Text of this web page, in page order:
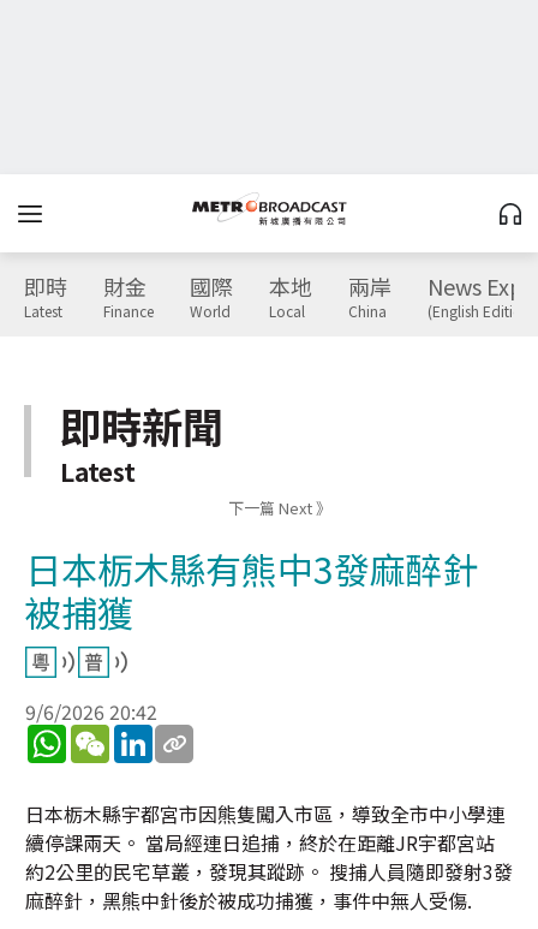
即時
Latest
財金
Finance
國際
World
本地
Local
兩岸
China
News
(English Edition)
即時新聞
Latest
下一篇 Next 》
日本栃木縣有熊中3發麻醉針
被捕獲
9/6/2026 20:42
WhatsApp
WeChatLinkedIn
日本栃木縣宇都宮市因熊隻闖入市區，導致全市中小學連
續停課兩天。 當局經連日追捕，終於在距離JR宇都宮站
約2公里的民宅草叢，發現其蹤跡。 搜捕人員隨即發射3發
麻醉針，黑熊中針後於被成功捕獲，事件中無人受傷.